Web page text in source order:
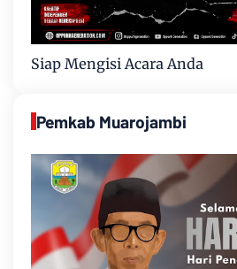
Siap Mengisi Acara Anda
Pemkab Muarojambi